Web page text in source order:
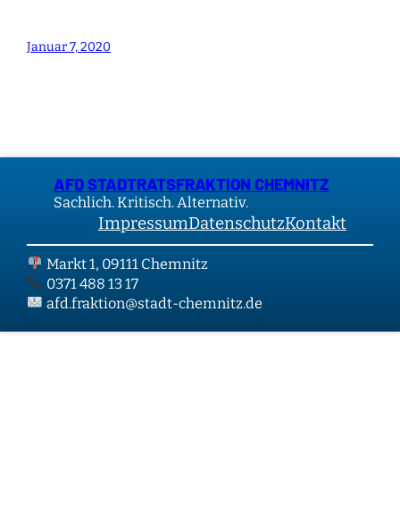
Januar 7, 2020
AFD STADTRATSFRAKTION CHEMNITZ
Sachlich. Kritisch. Alternativ.
ImpressumDatenschutzKontakt
Markt 1, 09111 Chemnitz
0371 488 13 17
afd.fraktion@stadt-chemnitz.de